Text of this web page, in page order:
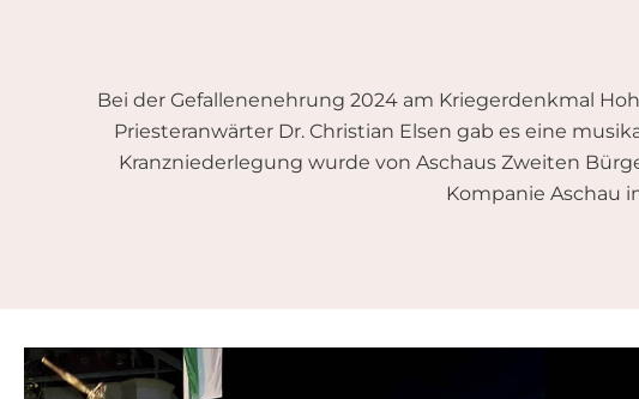
Bei der Gefallenenehrung 2024 am Kriegerdenkmal
Priesteranwärter Dr. Christian Elsen gab es eine
Kranzniederlegung wurde von Aschaus Zweiten
Kompanie Aschau